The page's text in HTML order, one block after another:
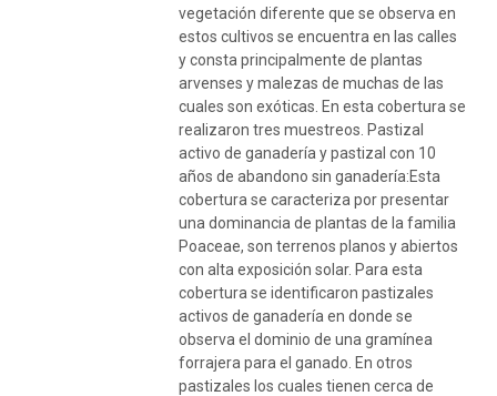
vegetación diferente que se observa en
estos cultivos se encuentra en las calles
y consta principalmente de plantas
arvenses y malezas de muchas de las
cuales son exóticas. En esta cobertura se
realizaron tres muestreos. Pastizal
activo de ganadería y pastizal con 10
años de abandono sin ganadería:Esta
cobertura se caracteriza por presentar
una dominancia de plantas de la familia
Poaceae, son terrenos planos y abiertos
con alta exposición solar. Para esta
cobertura se identificaron pastizales
activos de ganadería en donde se
observa el dominio de una gramínea
forrajera para el ganado. En otros
pastizales los cuales tienen cerca de